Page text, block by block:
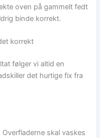
oven på gammelt fedt
binde korrekt.
korrekt
følger vi altid en
det hurtige fix fra
Overfladerne skal vaskes